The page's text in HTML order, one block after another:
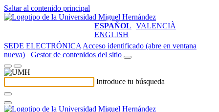
Saltar al contenido principal
ESPAÑOL VALENCIÀ
ENGLISH
SEDE ELECTRÓNICA Acceso identificado (abre en ventana
nueva)
Gestor de contenidos del sitio
Introduce tu búsqueda